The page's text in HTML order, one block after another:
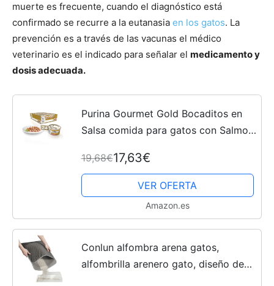
muerte es frecuente, cuando el diagnóstico está
confirmado se recurre a la eutanasia en los gatos. La
prevención es a través de las vacunas el médico
veterinario es el indicado para señalar el medicamento y
dosis adecuada.
Purina Gourmet Gold Bocaditos en
Salsa comida para gatos con Salmon
19,68€17,63€
VER OFERTA
Amazon.es
Conlun alfombra arena gatos,
alfombrilla arenero gato, diseño de